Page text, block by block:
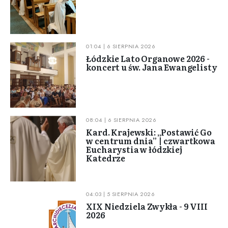
01:04 | 6 SIERPNIA 2026
Łódzkie Lato Organowe 2026 -
koncert u św. Jana Ewangelisty
08:04 | 6 SIERPNIA 2026
Kard. Krajewski: „Postawić Go
w centrum dnia” | czwartkowa
Eucharystia w łódzkiej
Katedrze
04:03 | 5 SIERPNIA 2026
XIX Niedziela Zwykła - 9 VIII
2026